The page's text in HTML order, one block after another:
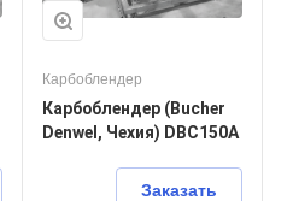
Карбоблендер
Карбоблендер (Bucher
Denwel, Чехия) DBC150A
Заказать